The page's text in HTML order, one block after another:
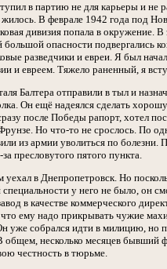
в партию не для карьеры и не
жилось. В феврале 1942 года под
дивизия попала в окружение. В
большой опасности подвергались
разведчики и евреи. Я был
и евреем. Тяжело раненный, я
Балтера отправили в тыл и
Он ещё надеялся сделать
после Победы рапорт, хотел
Но что-то не срослось. По
из армии уволиться по
пресловутого пятого пункта.
уехал в Днепропетровск. Но
специальности у него не было, он
в качестве коммерческого
ему надо прикрывать чужие
уже собрался идти в милицию, но
общем, несколько месяцев бывший
честность в тюрьме.